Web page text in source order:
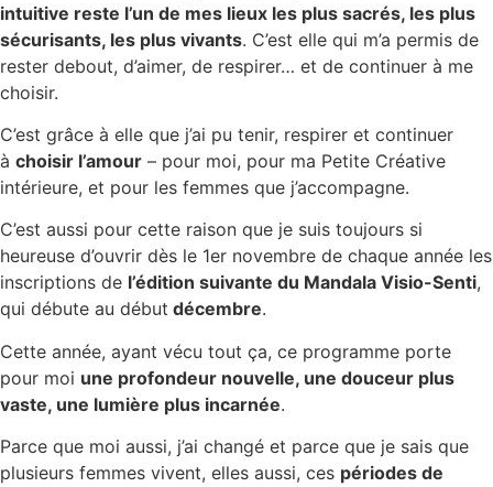
intuitive reste l’un de mes lieux les plus sacrés, les plus
sécurisants, les plus vivants. C’est elle qui m’a permis de
rester debout, d’aimer, de respirer… et de continuer à me
choisir.
C’est grâce à elle que j’ai pu tenir, respirer et continuer
à choisir l’amour – pour moi, pour ma Petite Créative
intérieure, et pour les femmes que j’accompagne.
C’est aussi pour cette raison que je suis toujours si
heureuse d’ouvrir dès le 1er novembre de chaque année les
inscriptions de l’édition suivante du Mandala Visio-Senti,
qui débute au début décembre.
Cette année, ayant vécu tout ça, ce programme porte
pour moi une profondeur nouvelle, une douceur plus
vaste, une lumière plus incarnée.
Parce que moi aussi, j’ai changé et parce que je sais que
plusieurs femmes vivent, elles aussi, ces périodes de